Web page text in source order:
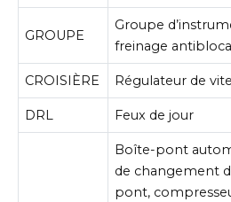
GROUPE
Groupe
freinage
CROISIÈRE Régulateur de
DRL Feux de jour
Boîte-pont
de changement
pont,